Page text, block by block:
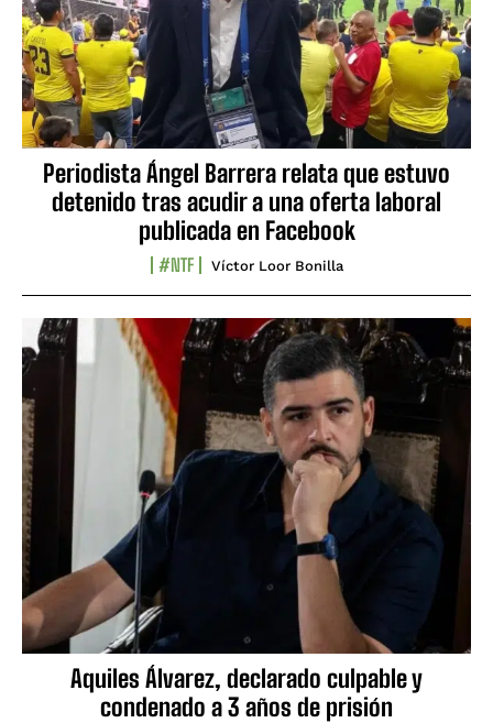
Periodista Ángel Barrera relata que estuvo
detenido tras acudir a una oferta laboral
publicada en Facebook
#NTF Víctor Loor Bonilla
Aquiles Álvarez, declarado culpable y
condenado a 3 años de prisión